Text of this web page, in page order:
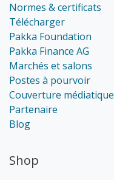
Normes & certificats
Télécharger
Pakka Foundation
Pakka Finance AG
Marchés et salons
Postes à pourvoir
Couverture médiatique
Partenaire
Blog
Shop